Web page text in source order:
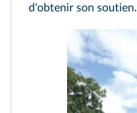
d'obtenir son soutien.